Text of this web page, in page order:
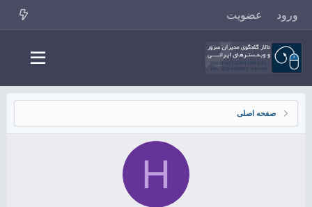
ورود عضویت
صفحه اصلی
H